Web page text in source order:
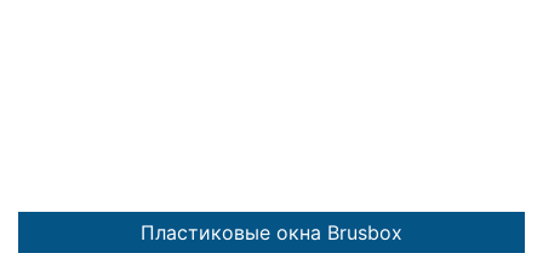
Пластиковые окна Brusbox